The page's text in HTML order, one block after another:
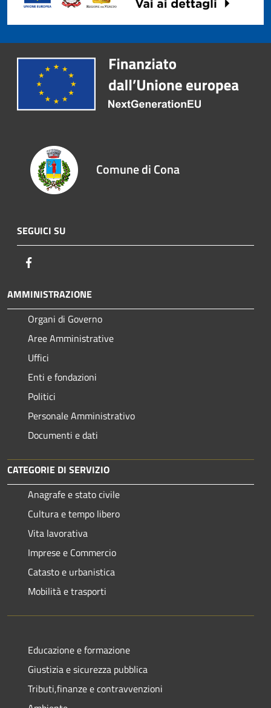
Comune di Cona
SEGUICI SU
AMMINISTRAZIONE
Organi di Governo
Aree Amministrative
Uffici
Enti e fondazioni
Politici
Personale Amministrativo
Documenti e dati
CATEGORIE DI SERVIZIO
Anagrafe e stato civile
Cultura e tempo libero
Vita lavorativa
Imprese e Commercio
Catasto e urbanistica
Mobilità e trasporti
Educazione e formazione
Giustizia e sicurezza pubblica
Tributi,finanze e contravvenzioni